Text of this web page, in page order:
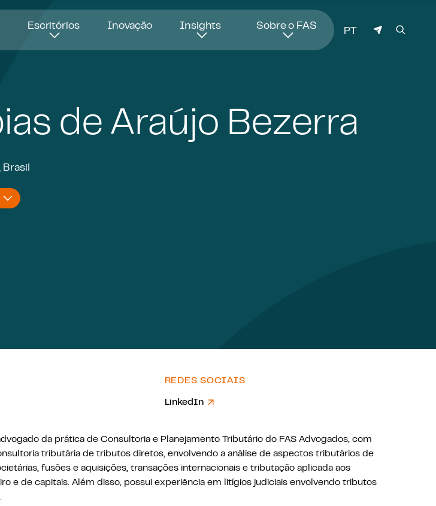
Escritórios Inovação Insights Sobre o FAS IDIOMA
PT
de Araújo Bezerra
Brasil
REDES SOCIAIS
LinkedIn
da prática de Consultoria e Planejamento Tributário do FAS Advogados, com
tributária de tributos diretos, envolvendo a análise de aspectos tributários de
fusões e aquisições, transações internacionais e tributação aplicada aos
e de capitais. Além disso, possui experiência em litígios judiciais envolvendo tributos